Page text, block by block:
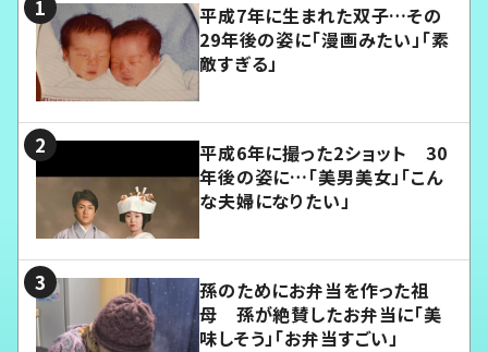
平成7年に生まれた双子…その
29年後の姿に「漫画みたい」「素
敵すぎる」
平成6年に撮った2ショット 30
年後の姿に…「美男美女」「こん
な夫婦になりたい」
孫のためにお弁当を作った祖
母 孫が絶賛したお弁当に「美
味しそう」「お弁当すごい」